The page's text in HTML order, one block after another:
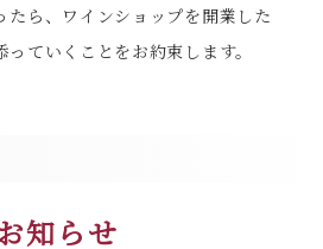
たら、ワインショップを開業した
ていくことをお約束します。
知らせ